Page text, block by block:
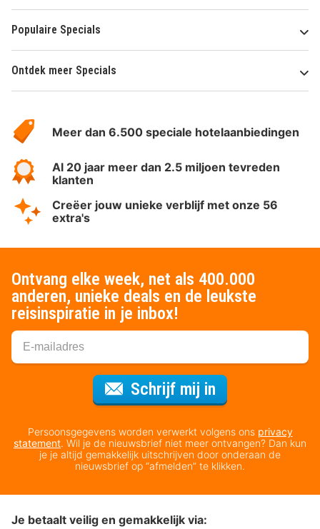
Populaire Specials
Ontdek meer Specials
HotelSpecials
Meer dan 6.500 speciale hotelaanbiedingen
Al 20 jaar meer dan 2.5 miljoen tevreden
klanten
Creëer jouw unieke verblijf met onze 56
extra's
Ontvang elke week, net als 400.000
anderen, unieke deals en de leukste
reisinspiratie in je inbox!
Schrijf mij in
Persoonsgegevens worden verwerkt volgens ons privacy
statement. Wil je de nieuwsbrief niet meer ontvangen? Dan kun
je je altijd gemakkelijk uitschrijven door onderaan de
nieuwsbrief op “afmelden” te klikken.
Je betaalt veilig en gemakkelijk via: